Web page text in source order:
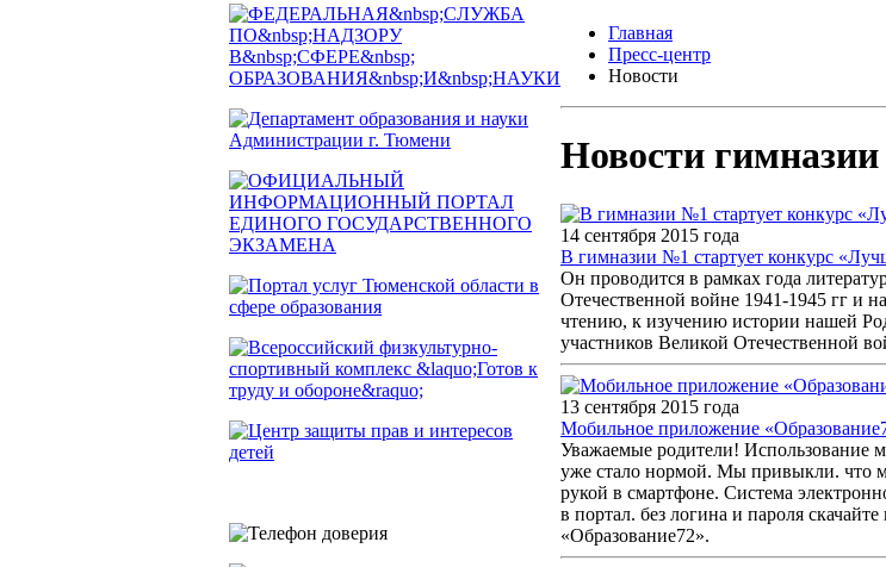
Главная
Пресс-центр
Новости
Новости гимназии
14 сентября 2015 года
В гимназии №1 стартует конкурс
Он проводится в рамках года
Отечественной войне 1941-1945 гг и
чтению, к изучению истории нашей
участников Великой Отечественной
13 сентября 2015 года
Мобильное приложение
Уважаемые родители! Использование
уже стало нормой. Мы привыкли. что
рукой в смартфоне. Система
в портал. без логина и пароля
«Образование72».